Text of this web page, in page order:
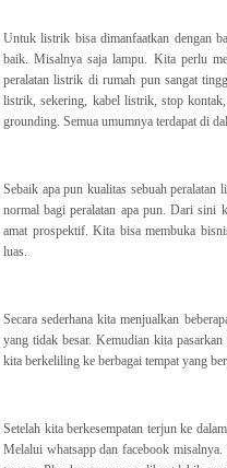
Untuk listrik bisa dimanfaatkan dengan
baik. Misalnya saja lampu. Kita perlu
peralatan listrik di rumah pun sangat
listrik, sekering, kabel listrik, stop
grounding. Semua umumnya terdapat di
Sebaik apa pun kualitas sebuah peralatan
normal bagi peralatan apa pun. Dari sini
amat prospektif. Kita bisa membuka
luas.
Secara sederhana kita menjualkan
yang tidak besar. Kemudian kita
kita berkeliling ke berbagai tempat yang
Setelah kita berkesempatan terjun ke
Melalui whatsapp dan facebook